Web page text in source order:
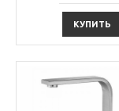
КУПИТЬ